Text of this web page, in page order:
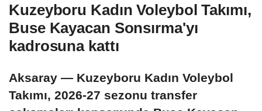
Kuzeyboru Kadın Voleybol Takımı,
Buse Kayacan Sonsırma'yı
kadrosuna kattı
Aksaray — Kuzeyboru Kadın Voleybol
Takımı, 2026-27 sezonu transfer